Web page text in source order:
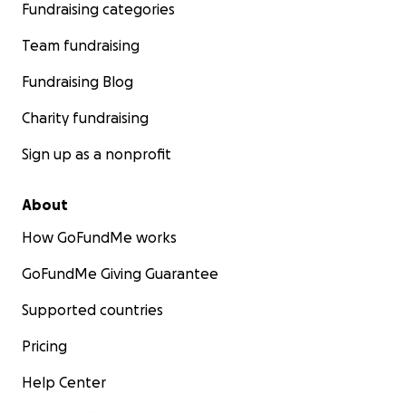
Fundraising categories
Team fundraising
Fundraising Blog
Charity fundraising
Sign up as a nonprofit
About
How GoFundMe works
GoFundMe Giving Guarantee
Supported countries
Pricing
Help Center